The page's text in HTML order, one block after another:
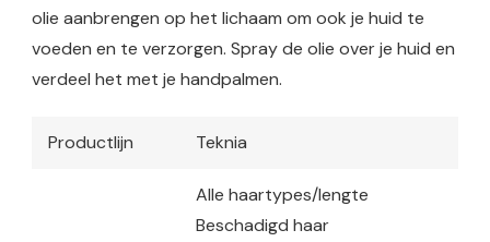
olie aanbrengen op het lichaam om ook je huid te
voeden en te verzorgen. Spray de olie over je huid en
verdeel het met je handpalmen.
Productlijn Teknia
Alle haartypes/lengte
Beschadigd haar